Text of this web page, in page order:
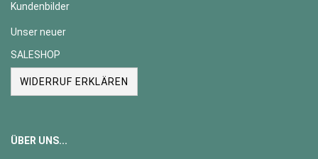
Kundenbilder
Unser neuer
SALESHOP
WIDERRUF ERKLÄREN
ÜBER UNS...